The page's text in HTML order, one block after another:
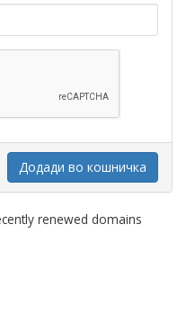
Додади во кошничка
renewed domains